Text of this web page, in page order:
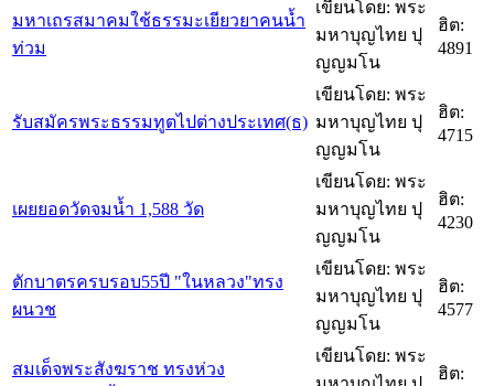
มหาเถรสมาคมใช้ธรรมะเยียวยาคนน้ำ
ท่วม
เขียนโดย: พระ
มหาบุญไทย ปุ
ญญมโน
ฮิต:
4891
รับสมัครพระธรรมทูตไปต่างประเทศ(ธ)
เขียนโดย: พระ
มหาบุญไทย ปุ
ญญมโน
ฮิต:
4715
เผยยอดวัดจมน้ำ 1,588 วัด
เขียนโดย: พระ
มหาบุญไทย ปุ
ญญมโน
ฮิต:
4230
ตักบาตรครบรอบ55ปี "ในหลวง"ทรง
ผนวช
เขียนโดย: พระ
มหาบุญไทย ปุ
ญญมโน
ฮิต:
4577
สมเด็จพระสังฆราช ทรงห่วง
เขียนโดย: พระ
ฮิต: